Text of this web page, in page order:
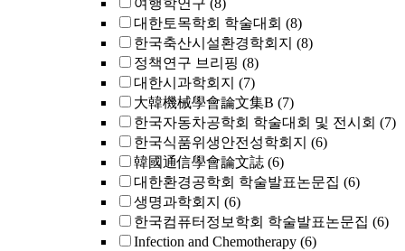
여행학연구 (8)
대한토목학회 학술대회 (8)
한국축산시설환경학회지 (8)
정책연구 브리핑 (8)
대한시과학회지 (7)
大韓機械學會論文集B (7)
한국자동차공학회 학술대회 및 전시회 (7)
한국식품위생안전성학회지 (6)
韓國通信學會論文誌 (6)
대한환경공학회 학술발표논문집 (6)
생명과학회지 (6)
한국컴퓨터정보학회 학술발표논문집 (6)
Infection and Chemotherapy (6)